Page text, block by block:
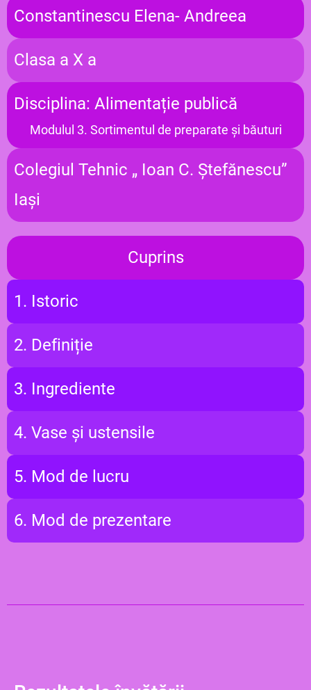
Constantinescu Elena- Andreea
Clasa a X a
Disciplina: Alimentație publică
Modulul 3. Sortimentul de preparate și băuturi
Colegiul Tehnic „ Ioan C. Ștefănescu”
Iași
Cuprins
1. Istoric
2. Definiție
3. Ingrediente
4. Vase și ustensile
5. Mod de lucru
6. Mod de prezentare